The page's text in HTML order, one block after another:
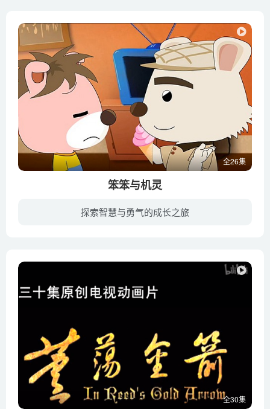
全26集
笨笨与机灵
探索智慧与勇气的成长之旅
全30集